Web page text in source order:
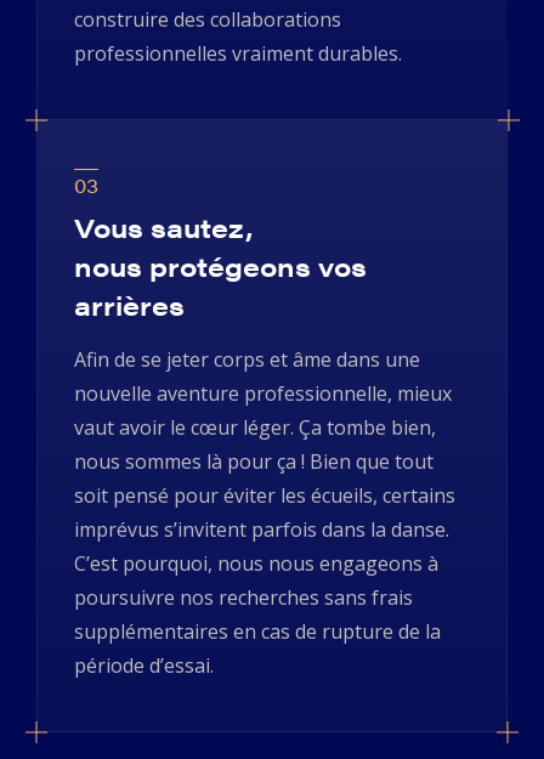
construire des collaborations
professionnelles vraiment durables.
03
Vous sautez,
nous protégeons vos
arrières
Afin de se jeter corps et âme dans une
nouvelle aventure professionnelle, mieux
vaut avoir le cœur léger. Ça tombe bien,
nous sommes là pour ça ! Bien que tout
soit pensé pour éviter les écueils, certains
imprévus s’invitent parfois dans la danse.
C’est pourquoi, nous nous engageons à
poursuivre nos recherches sans frais
supplémentaires en cas de rupture de la
période d’essai.